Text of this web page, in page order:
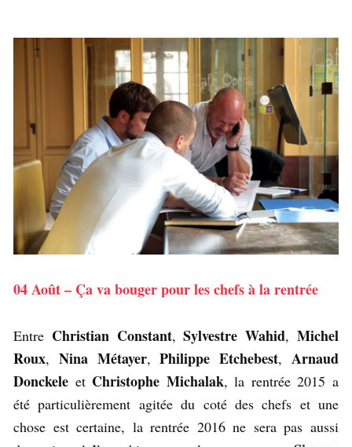
04 Août – Ça va bouger pour les chefs à la rentrée
Entre Christian Constant,Sylvestre Wahid,Michel
Roux, Nina Métayer,Philippe Etchebest, Arnaud
Donckele et Christophe Michalak, la rentrée 2015 a
été particulièrement agitée du coté des chefs et une
chose est certaine, la rentrée 2016 ne sera pas aussi